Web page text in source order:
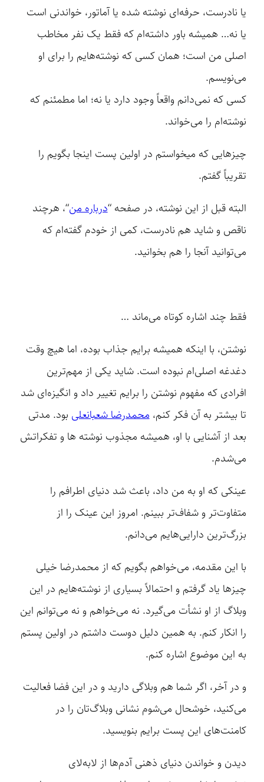
یا نادرست، حرفه‌ای نوشته شده یا آماتور، خواندنی است
یا نه… همیشه باور داشته‌ام که فقط یک نفر مخاطب
اصلی من است؛ همان کسی که نوشته‌هایم را برای او
می‌نویسم.
کسی که نمی‌دانم واقعاً وجود دارد یا نه؛ اما مطمئنم که
نوشته‌ام را می‌خواند.
چیزهایی که میخواستم در اولین پست اینجا بگویم را
تقریباً گفتم.
البته قبل از این نوشته، در صفحه “درباره من“، هرچند
ناقص و شاید هم نادرست، کمی از خودم گفته‌ام که
می‌توانید آنجا را هم بخوانید.
فقط چند اشاره کوتاه می‌ماند …
نوشتن، با اینکه همیشه برایم جذاب بوده، اما هیچ وقت
دغدغه اصلی‌ام نبوده است. شاید یکی از مهم‌ترین
افرادی که مفهوم نوشتن را برایم تغییر داد و انگیزه‌ای شد
تا بیشتر به آن فکر کنم،محمدرضا شعبانعلی بود. مدتی
بعد از آشنایی با او، همیشه مجذوب نوشته ها و تفکراتش
می‌شدم.
عینکی که او به من داد، باعث شد دنیای اطرافم را
متفاوت‌تر و شفاف‌تر ببینم. امروز این عینک را از
بزرگ‌ترین دارایی‌هایم می‌دانم.
با این مقدمه، می‌خواهم بگویم که از محمدرضا خیلی
چیزها یاد گرفتم و احتمالاً بسیاری از نوشته‌‌هایم در این
وبلاگ از او نشأت می‌گیرد. نه می‌خواهم و نه می‌توانم این
را انکار کنم. به همین دلیل دوست داشتم در اولین پستم
به این موضوع اشاره کنم.
و در آخر، اگر شما هم وبلاگی دارید و در این فضا فعالیت
می‌کنید، خوشحال می‌شوم نشانی وبلاگ‌تان را در
کامنت‌های این پست برایم بنویسید.
دیدن و خواندن دنیای ذهنی آدم‌ها از لابه‌لای